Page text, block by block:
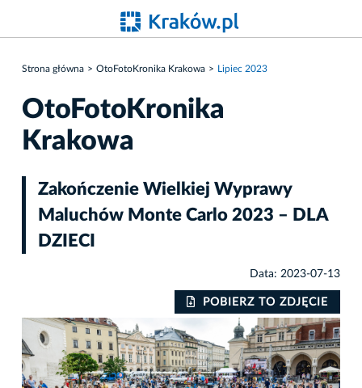
Strona główna OtoFotoKronika Krakowa Lipiec 2023
OtoFotoKronika
Krakowa
Zakończenie Wielkiej Wyprawy
Maluchów Monte Carlo 2023 – DLA
DZIECI
Data: 2023-07-13
POBIERZ TO ZDJĘCIE